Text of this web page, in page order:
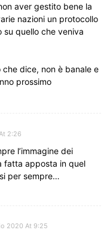
aver gestito bene la
nazioni un protocollo
quello che veniva
dice, non è banale e
prossimo
2:26
l’immagine dei
fatta apposta in quel
per sempre…
2020 At 9:25